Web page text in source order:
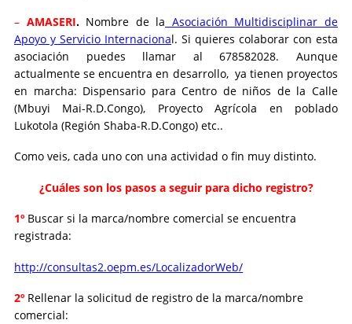
– AMASERI.Nombre de la Asociación Multidisciplinar de
Apoyo y Servicio Internacional. Si quieres colaborar con esta
asociación puedes llamar al 678582028. Aunque
actualmente se encuentra en desarrollo, ya tienen proyectos
en marcha: Dispensario para Centro de niños de la Calle
(Mbuyi Mai-R.D.Congo), Proyecto Agrícola en poblado
Lukotola (Región Shaba-R.D.Congo) etc..
Como veis, cada uno con una actividad o fin muy distinto.
¿Cuáles son los pasos a seguir para dicho registro?
1º Buscar si la marca/nombre comercial se encuentra
registrada:
http://consultas2.oepm.es/LocalizadorWeb/
2º Rellenar la solicitud de registro de la marca/nombre
comercial: